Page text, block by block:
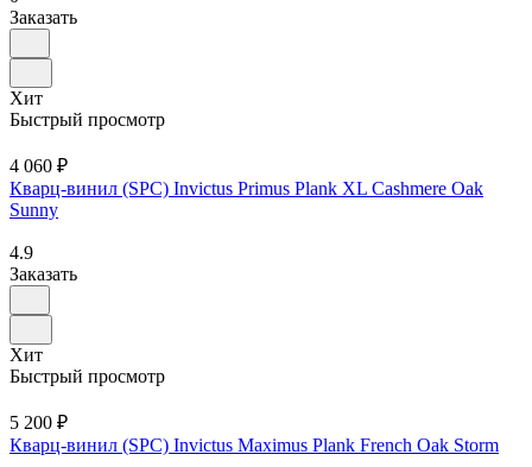
Заказать
Хит
Быстрый просмотр
4 060 ₽
Кварц-винил (SPC) Invictus Primus Plank XL Cashmere Oak
Sunny
4.9
Заказать
Хит
Быстрый просмотр
5 200 ₽
Кварц-винил (SPC) Invictus Maximus Plank French Oak Storm